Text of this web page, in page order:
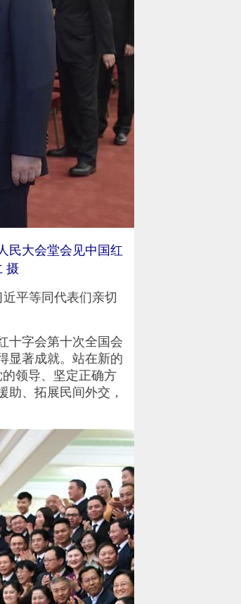
大会堂会见中国红
摄
平等同代表们亲切
字会第十次全国会
显著成就。站在新的
领导、坚定正确方
、拓展民间外交，